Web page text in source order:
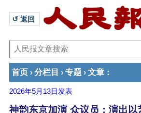
↺ 返回
首页 › 分栏目 › 专题 › 文章 ：
2026年5月13日 发表
神韵东京加演 众议员：演出以